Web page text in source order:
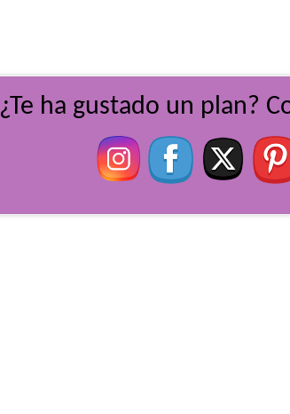
¿Te ha gustado un plan?